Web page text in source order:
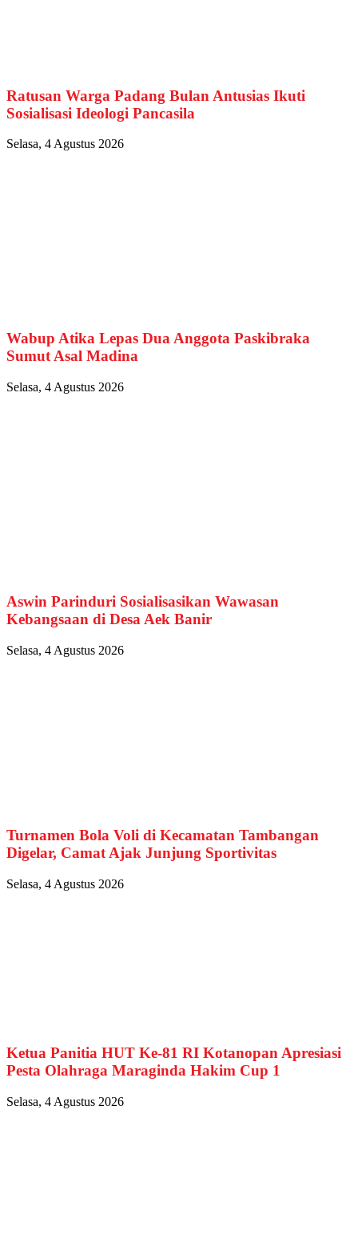
Ratusan Warga Padang Bulan Antusias Ikuti
Sosialisasi Ideologi Pancasila
Selasa, 4 Agustus 2026
Wabup Atika Lepas Dua Anggota Paskibraka
Sumut Asal Madina
Selasa, 4 Agustus 2026
Aswin Parinduri Sosialisasikan Wawasan
Kebangsaan di Desa Aek Banir
Selasa, 4 Agustus 2026
Turnamen Bola Voli di Kecamatan Tambangan
Digelar, Camat Ajak Junjung Sportivitas
Selasa, 4 Agustus 2026
Ketua Panitia HUT Ke-81 RI Kotanopan Apresiasi
Pesta Olahraga Maraginda Hakim Cup 1
Selasa, 4 Agustus 2026